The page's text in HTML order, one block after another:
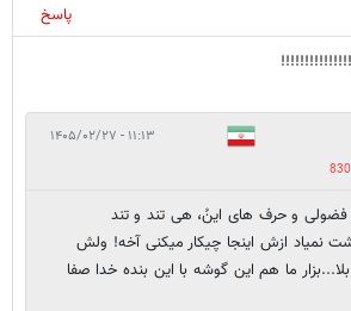
پاسخ
۱۱:۱۳ - ۱۴۰۵/۰۲/۲۷
830
و حرف های اینُ، هی تند و تند
نمیاد ازش اینجا چیکار میکنی آخه! ولش
ما هم این گوشه با این بنده خدا صفا